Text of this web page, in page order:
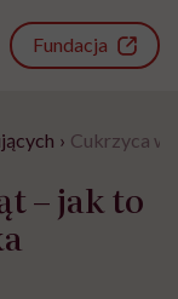
Fundacja
› Cukrzyca w
– jak to